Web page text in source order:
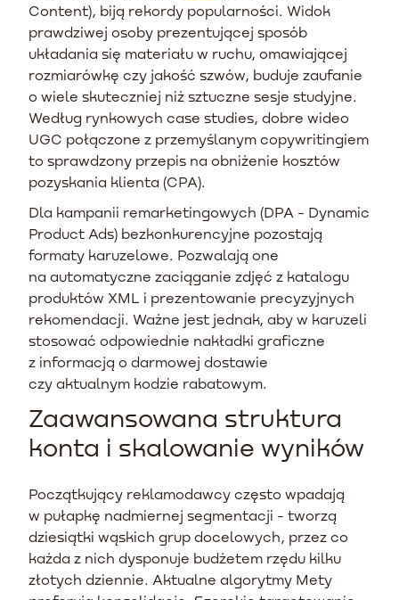
Content), biją rekordy popularności. Widok
prawdziwej osoby prezentującej sposób
układania się materiału w ruchu, omawiającej
rozmiarówkę czy jakość szwów, buduje zaufanie
o wiele skuteczniej niż sztuczne sesje studyjne.
Według rynkowych case studies, dobre wideo
UGC połączone z przemyślanym copywritingiem
to sprawdzony przepis na obniżenie kosztów
pozyskania klienta (CPA).
Dla kampanii remarketingowych (DPA - Dynamic
Product Ads) bezkonkurencyjne pozostają
formaty karuzelowe. Pozwalają one
na automatyczne zaciąganie zdjęć z katalogu
produktów XML i prezentowanie precyzyjnych
rekomendacji. Ważne jest jednak, aby w karuzeli
stosować odpowiednie nakładki graficzne
z informacją o darmowej dostawie
czy aktualnym kodzie rabatowym.
Zaawansowana struktura
konta i skalowanie wyników
Początkujący reklamodawcy często wpadają
w pułapkę nadmiernej segmentacji - tworzą
dziesiątki wąskich grup docelowych, przez co
każda z nich dysponuje budżetem rzędu kilku
złotych dziennie. Aktualne algorytmy Mety